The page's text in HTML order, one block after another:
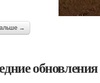
→
обновления